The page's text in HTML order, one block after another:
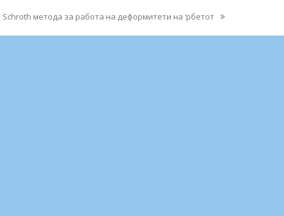
next
post:
Schroth метода за работа на деформитети на ‘рбетот